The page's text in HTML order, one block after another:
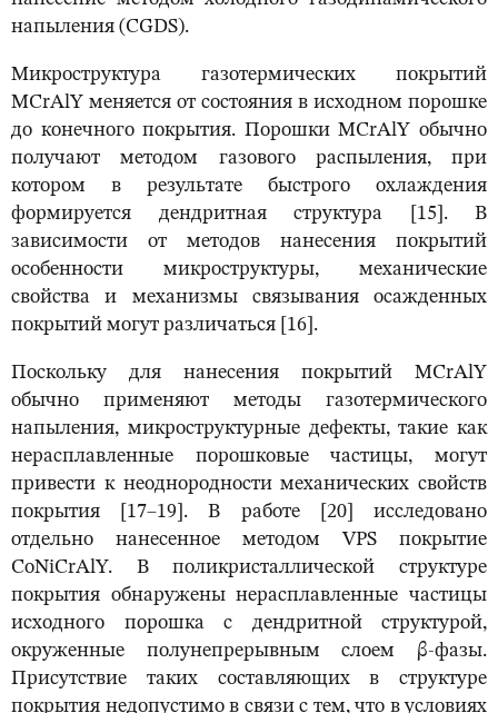
напыления (CGDS).
Микроструктура газотермических покрытий
MCrAlY меняется от состояния в исходном порошке
до конечного покрытия. Порошки MCrAlY обычно
получают методом газового распыления, при
котором в результате быстрого охлаждения
формируется дендритная структура [15]. В
зависимости от методов нанесения покрытий
особенности микроструктуры, механические
свойства и механизмы связывания осажденных
покрытий могут различаться [16].
Поскольку для нанесения покрытий MCrAlY
обычно применяют методы газотермического
напыления, микроструктурные дефекты, такие как
нерасплавленные порошковые частицы, могут
привести к неоднородности механических свойств
покрытия [17–19]. В работе [20] исследовано
отдельно нанесенное методом VPS покрытие
CoNiCrAlY. В поликристаллической структуре
покрытия обнаружены нерасплавленные частицы
исходного порошка с дендритной структурой,
окруженные полунепрерывным слоем β-фазы.
Присутствие таких составляющих в структуре
покрытия недопустимо в связи с тем, что в условиях